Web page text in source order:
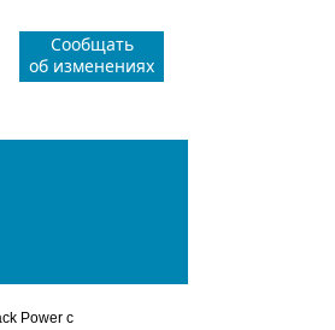
Сообщать
об изменениях
Power с